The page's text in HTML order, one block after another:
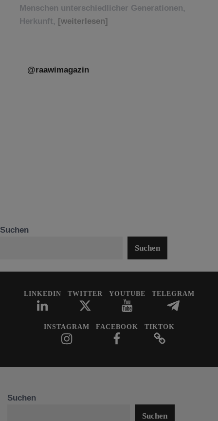
Menschen unterschiedlicher Generationen,
Herkunft, [weiterlesen]
@raawimagazin
Suchen
Suchen
LINKEDIN TWITTER YOUTUBE TELEGRAM
INSTAGRAM FACEBOOK TIKTOK
Suchen
Suchen